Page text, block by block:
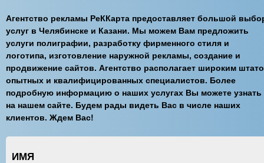
Агентство рекламы РеККарта предоставляет большой
услуг в Челябинске и Казани. Мы можем Вам предложить
услуги полиграфии, разработку фирменного стиля и
логотипа, изготовление наружной рекламы, создание и
продвижение сайтов. Агентство располагает широким
опытных и квалифицированных специалистов. Более
подробную информацию о наших услугах Вы можете узнать
на нашем сайте. Будем рады видеть Вас в числе наших
клиентов. Ждем Вас!
ИМЯ